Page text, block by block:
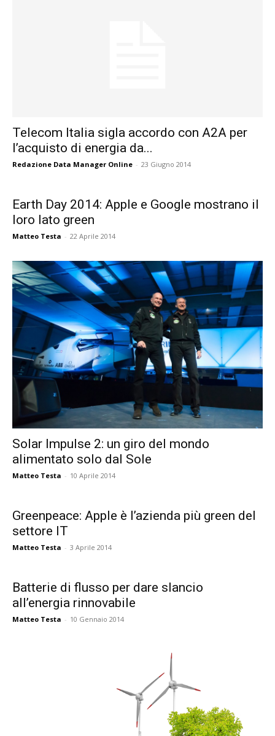
Telecom Italia sigla accordo con A2A per
l’acquisto di energia da...
Redazione Data Manager Online - 23 Giugno 2014
Earth Day 2014: Apple e Google mostrano il
loro lato green
Matteo Testa - 22 Aprile 2014
Solar Impulse 2: un giro del mondo
alimentato solo dal Sole
Matteo Testa - 10 Aprile 2014
Greenpeace: Apple è l’azienda più green del
settore IT
Matteo Testa - 3 Aprile 2014
Batterie di flusso per dare slancio
all’energia rinnovabile
Matteo Testa - 10 Gennaio 2014